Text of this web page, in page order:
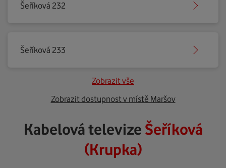
Šeříková 232
Šeříková 233
Zobrazit vše
Zobrazit dostupnost v místě Maršov
Kabelová televize Šeříková
(Krupka)